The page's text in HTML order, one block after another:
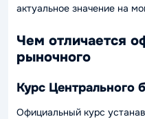
актуальное значение на
Чем отличается
рыночного
Курс Центрального
Официальный курс